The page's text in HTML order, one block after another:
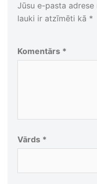
Jūsu e-pasta
lauki ir atzīmēti kā *
Komentārs *
Vārds *